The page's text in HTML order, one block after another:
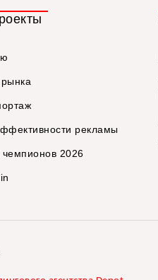
рекламы
чемпионов 2026